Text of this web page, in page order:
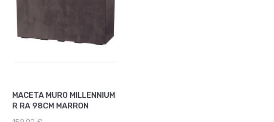
MACETA MURO MILLENNIUM
R RA 98CM MARRON